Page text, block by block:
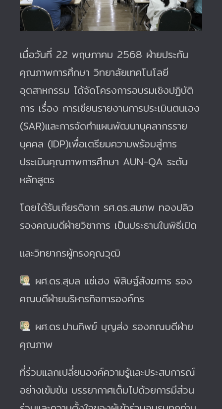
เมื่อวันที่ 22 พฤษภาคม 2568 ฝ่ายประกัน
คุณภาพการศึกษา วิทยาลัยเทคโนโลยี
อุตสาหกรรม ได้จัดโครงการอบรมเชิงปฏิบัติ
การ เรื่อง การเขียนรายงานการประเมินตนเอง
(SAR)และการจัดทำแผนพัฒนาบุคลากรราย
บุคคล (IDP)เพื่อเตรียมความพร้อมสู่การ
ประเมินคุณภาพการศึกษา AUN-QA ระดับ
หลักสูตร
โดยได้รับเกียรติจาก รศ.ดร.สมภพ ทองปลิว
รองคณบดีฝ่ายวิชาการ เป็นประธานในพิธีเปิด
และวิทยากรผู้ทรงคุณวุฒิ
ผศ.ดร.สุมล แซ่เฮง พิสิษฐ์สังฆการ รอง
คณบดีฝ่ายบริหารกิจการองค์กร
ผศ.ดร.ปานทิพย์ บุญส่ง รองคณบดีฝ่าย
คุณภาพ
ที่ร่วมแลกเปลี่ยนองค์ความรู้และประสบการณ์
อย่างเข้มข้น บรรยากาศเต็มไปด้วยการมีส่วน